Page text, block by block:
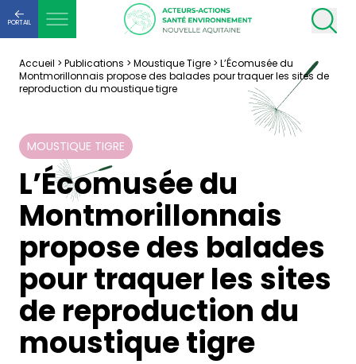
PORTAIL
Accueil > Publications > Moustique Tigre > L’Écomusée du
Montmorillonnais propose des balades pour traquer les sites de
reproduction du moustique tigre
MOUSTIQUE TIGRE
L’Écomusée du
Montmorillonnais
propose des balades
pour traquer les sites
de reproduction du
moustique tigre